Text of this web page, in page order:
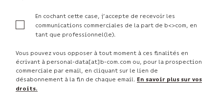
En cochant cette case, j’accepte de recevoir les
communications commerciales de la part de b<>com, en
tant que professionnel(le).
Vous pouvez vous opposer à tout moment à ces finalités en
écrivant à personal-data[at]b-com.com ou, pour la prospection
commerciale par email, en cliquant sur le lien de
désabonnement à la fin de chaque email.
En savoir plus sur vos
droits.